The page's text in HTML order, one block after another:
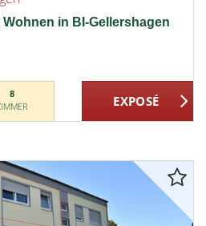
in BI-Gellershagen
8